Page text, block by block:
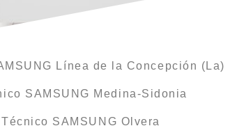
Línea de la Concepción (La)
SAMSUNG Medina-Sidonia
SAMSUNG Olvera